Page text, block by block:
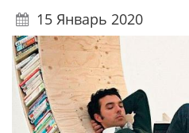
15 Январь 2020